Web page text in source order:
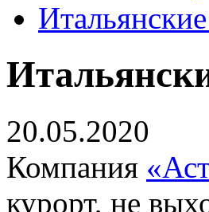
20.05.2020
Компания
курорт, не